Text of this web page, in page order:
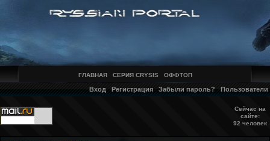
ГЛАВНАЯ СЕРИЯ CRYSIS ОФФТОП
Вход Регистрация Забыли пароль? Пользователи
Сейчас на
сайте:
92 человек